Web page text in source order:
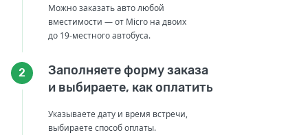
Можно заказать авто любой
вместимости — от Micro на двоих
до 19-местного автобуса.
2
Заполняете форму заказа
и выбираете, как оплатить
Указываете дату и время встречи,
выбираете способ оплаты.